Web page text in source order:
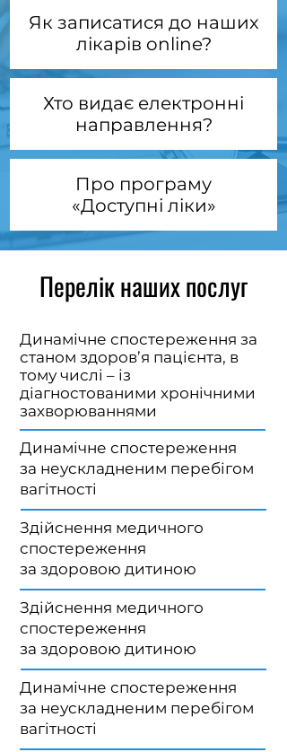
Як записатися до наших
лікарів online?
Хто видає електронні
направлення?
Про програму
«Доступні ліки»
Перелік наших послуг
Динамічне спостереження за
станом здоров’я пацієнта, в
тому числі – із
діагностованими хронічними
захворюваннями
Динамічне спостереження
за неускладненим перебігом
вагітності
Здійснення медичного
спостереження
за здоровою дитиною
Здійснення медичного
спостереження
за здоровою дитиною
Динамічне спостереження
за неускладненим перебігом
вагітності